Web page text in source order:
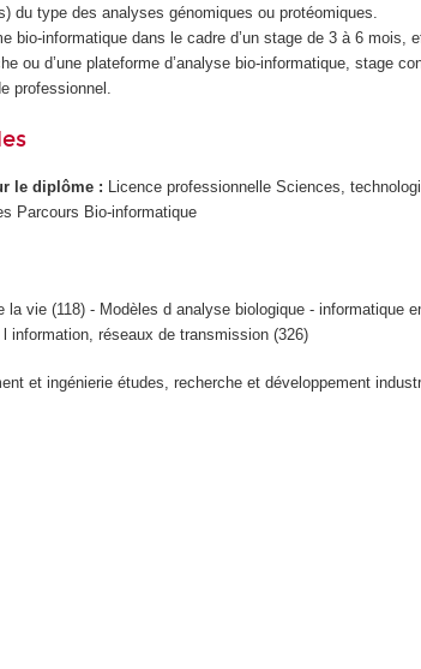
du type des analyses génomiques ou protéomiques.
bio-informatique dans le cadre d’un stage de 3 à 6 mois,
ou d’une plateforme d’analyse bio-informatique, stage
professionnel.
le diplôme : Licence professionnelle Sciences,
Parcours Bio-informatique
la vie (118) - Modèles d analyse biologique - informatique
information, réseaux de transmission (326)
et ingénierie études, recherche et développement